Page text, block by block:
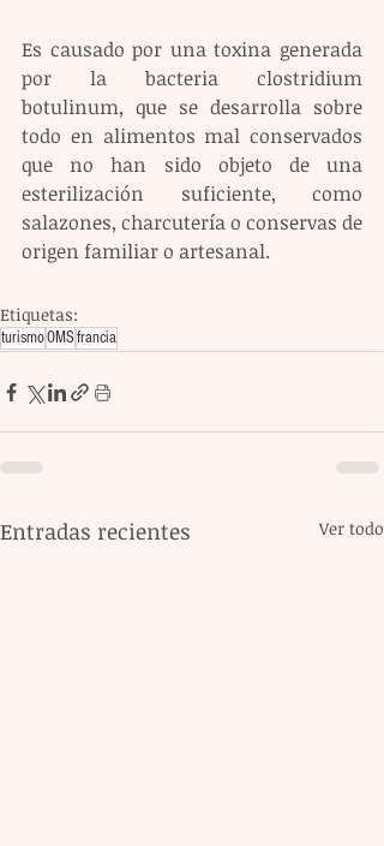
Es causado por una toxina generada
por la bacteria clostridium
botulinum, que se desarrolla sobre
todo en alimentos mal conservados
que no han sido objeto de una
esterilización suficiente, como
salazones, charcutería o conservas de
origen familiar o artesanal.
Etiquetas:
turismoOMSfrancia
Entradas recientes Ver todo